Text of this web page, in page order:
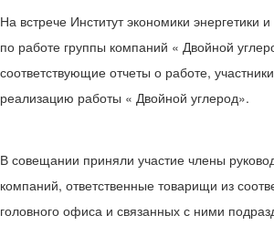
На встрече Институт экономики энергетики
по работе группы компаний « Двойной
соответствующие отчеты о работе,
реализацию работы « Двойной углерод».
В совещании приняли участие члены
компаний, ответственные товарищи из
головного офиса и связанных с ними